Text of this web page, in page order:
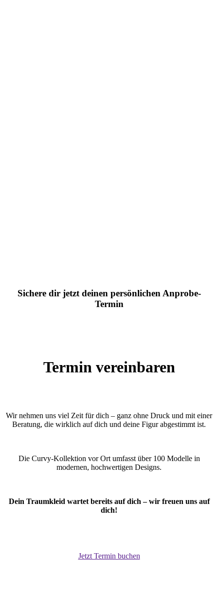
Sichere dir jetzt deinen persönlichen Anprobe-
Termin
Termin vereinbaren
Wir nehmen uns viel Zeit für dich – ganz ohne Druck und mit einer
Beratung, die wirklich auf dich und deine Figur abgestimmt ist.
Die Curvy-Kollektion vor Ort umfasst über 100 Modelle in
modernen, hochwertigen Designs.
Dein Traumkleid wartet bereits auf dich – wir freuen uns auf
dich!
Jetzt Termin buchen